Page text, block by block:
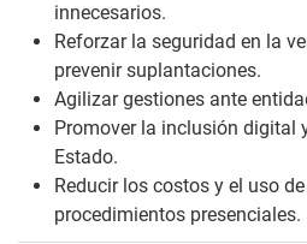
innecesarios.
Reforzar la seguridad en la
prevenir suplantaciones.
Agilizar gestiones ante
Promover la inclusión digital
Estado.
Reducir los costos y el uso
procedimientos presenciales.